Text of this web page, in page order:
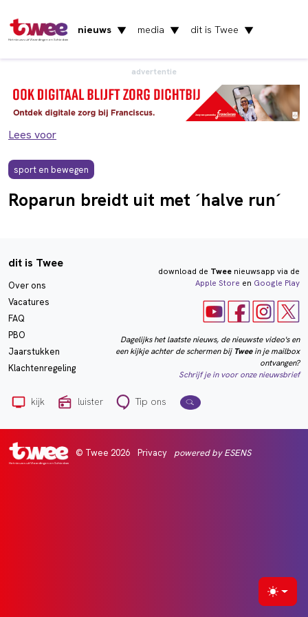
Het nieuws uit Vlaardingen en Schiedam
nieuws ▼ media ▼ dit is Twee ▼
advertentie
Lees voor
sport en bewegen
Roparun breidt uit met ´halve run´
dit is Twee
Over ons
Vacatures
FAQ
PBO
Jaarstukken
Klachtenregeling
download de Tweenieuwsapp via de
Apple Store en Google Play
Dagelijks het laatste nieuws, de nieuwste video's en
een kijkje achter de schermen bij Tweein je mailbox
ontvangen?
Schrijf je in voor onze nieuwsbrief
kijk luister Tip ons
Het nieuws uit Vlaardingen en Schiedam
© Twee 2026 Privacy powered by ESENS